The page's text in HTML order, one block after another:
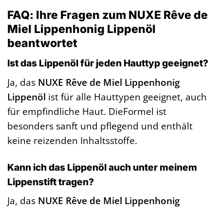
FAQ: Ihre Fragen zum NUXE Rêve de
Miel Lippenhonig Lippenöl
beantwortet
Ist das Lippenöl für jeden Hauttyp geeignet?
Ja, das NUXE Rêve de Miel Lippenhonig
Lippenöl ist für alle Hauttypen geeignet, auch
für empfindliche Haut. DieFormel ist
besonders sanft und pflegend und enthält
keine reizenden Inhaltsstoffe.
Kann ich das Lippenöl auch unter meinem
Lippenstift tragen?
Ja, das NUXE Rêve de Miel Lippenhonig